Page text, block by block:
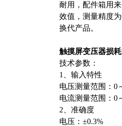
耐用，配件箱用
效值，测量精度
换代产品。
触摸屏变压器损
技术参数：
1、输入特性
电压测量范围：0
电流测量范围：0
2、准确度
电压：±0.3%